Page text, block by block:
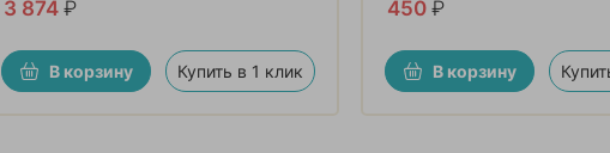
3 874 ₽
В корзину Купить в 1 клик
450 ₽
В корзину